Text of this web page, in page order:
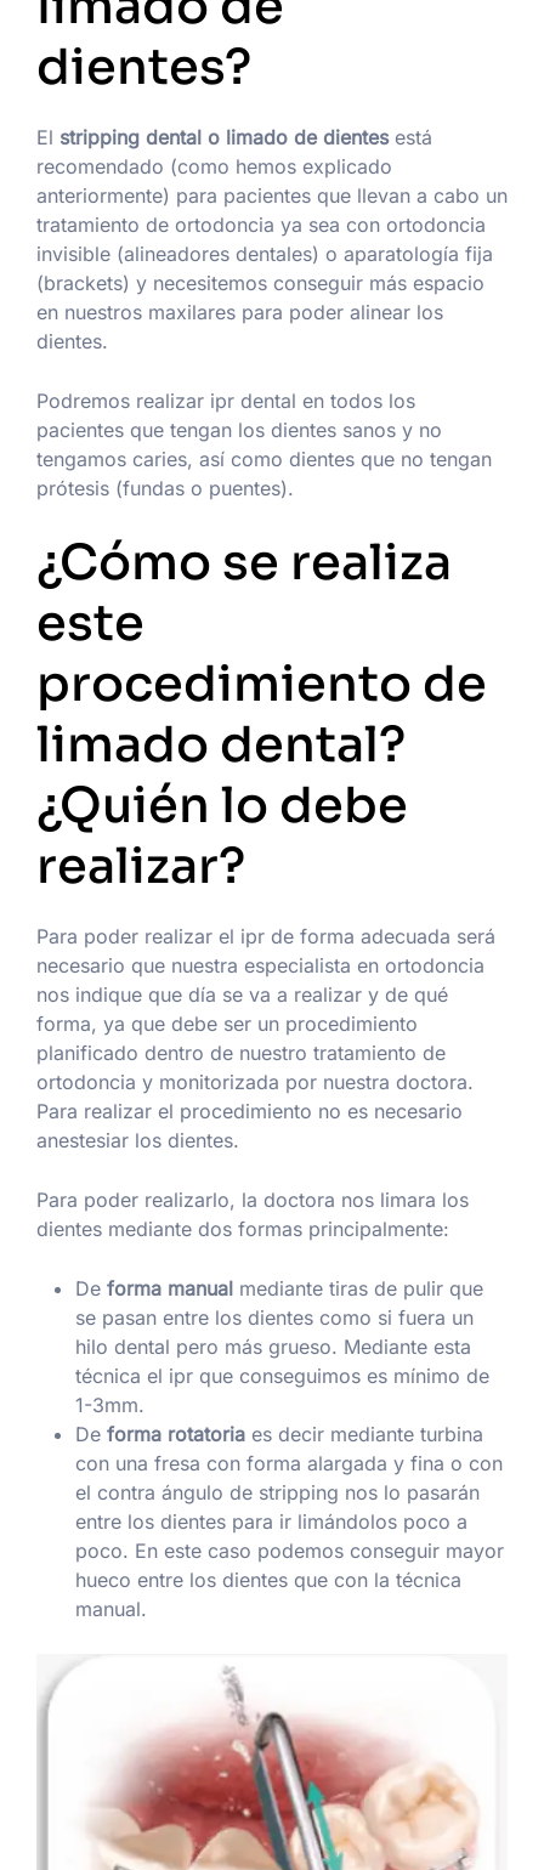
dientes?
El stripping dental o limado de dientesestá
recomendado (como hemos explicado
anteriormente) para pacientes que llevan a cabo un
tratamiento de ortodoncia ya sea con ortodoncia
invisible (alineadores dentales) o aparatología fija
(brackets) y necesitemos conseguir más espacio
en nuestros maxilares para poder alinear los
dientes.
Podremos realizar ipr dental en todos los
pacientes que tengan los dientes sanos y no
tengamos caries, así como dientes que no tengan
prótesis (fundas o puentes).
¿Cómo se realiza
este
procedimiento de
limado dental?
¿Quién lo debe
realizar?
Para poder realizar el ipr de forma adecuada será
necesario que nuestra especialista en ortodoncia
nos indique que día se va a realizar y de qué
forma, ya que debe ser un procedimiento
planificado dentro de nuestro tratamiento de
ortodoncia y monitorizada por nuestra doctora.
Para realizar el procedimiento no es necesario
anestesiar los dientes.
Para poder realizarlo, la doctora nos limara los
dientes mediante dos formas principalmente:
De forma manual mediante tiras de pulir que
se pasan entre los dientes como si fuera un
hilo dental pero más grueso. Mediante esta
técnica el ipr que conseguimos es mínimo de
1-3mm.
De forma rotatoria es decir mediante turbina
con una fresa con forma alargada y fina o con
el contra ángulo de stripping nos lo pasarán
entre los dientes para ir limándolos poco a
poco. En este caso podemos conseguir mayor
hueco entre los dientes que con la técnica
manual.